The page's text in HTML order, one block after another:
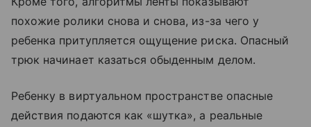
похожие ролики снова и снова, из-за чего у
ребенка притупляется ощущение риска. Опасный
трюк начинает казаться обыденным делом.
Ребенку в виртуальном пространстве опасные
действия подаются как «шутка», а реальные